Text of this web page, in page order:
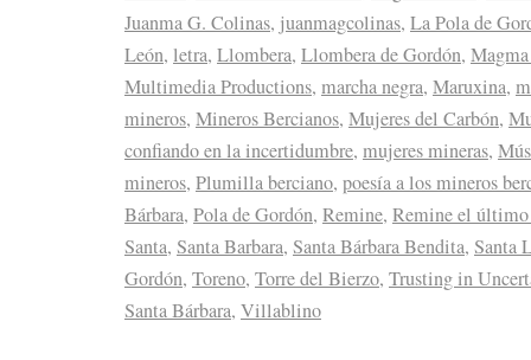
Juanma G. Colinas, juanmagcolinas, La Pola de
León, letra, Llombera, Llombera de Gordón,
Multimedia Productions, marcha negra, Maruxina,
mineros, Mineros Bercianos, Mujeres del Carbón,
confiando en la incertidumbre, mujeres mineras,
mineros, Plumilla berciano, poesía a los mineros
Bárbara, Pola de Gordón, Remine, Remine el
Santa, Santa Barbara, Santa Bárbara Bendita, Santa
Gordón, Toreno, Torre del Bierzo, Trusting in
Santa Bárbara, Villablino